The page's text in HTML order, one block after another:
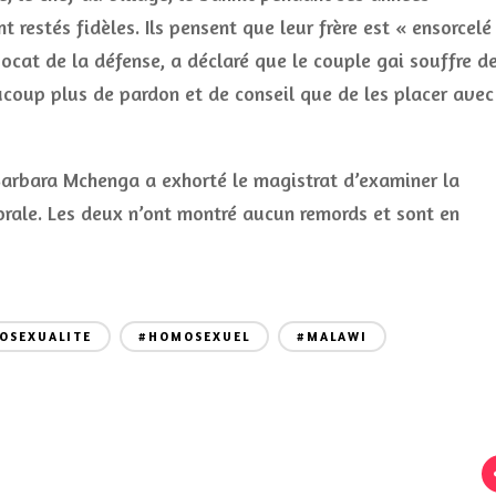
fidèles. Ils pensent que leur frère est « ensorcelé
de la défense, a déclaré que le couple gai souffre
plus de pardon et de conseil que de les placer avec
Mchenga a exhorté le magistrat d’examiner la
Les deux n’ont montré aucun remords et sont en
#HOMOSEXUEL #MALAWI